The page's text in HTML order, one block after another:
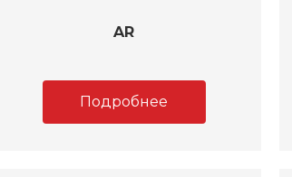
AR
Подробнее